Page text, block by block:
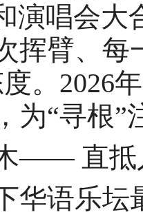
演唱会
臂、每
。2026
为“寻根
直抵
语乐坛